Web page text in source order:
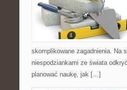
skomplikowane zagadnienia. Na
niespodziankami ze świata
planować naukę, jak […]